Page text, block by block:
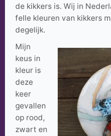
de kikkers is. Wij in
felle kleuren van kikkers
degelijk.
Mijn
keus in
kleur is
deze
keer
gevallen
op rood,
zwart en